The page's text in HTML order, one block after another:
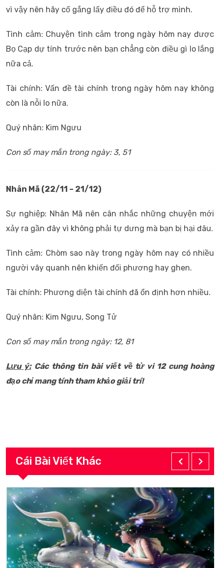
vì vậy nên hãy cố gắng lấy điều đó để hỗ trợ mình.
Tình cảm: Chuyện tình cảm trong ngày hôm nay được
Bọ Cạp dự tính trước nên bạn chẳng còn điều gì lo lắng
nữa cả.
Tài chính: Vấn đề tài chính trong ngày hôm nay không
còn là nỗi lo nữa.
Quý nhân: Kim Ngưu
Con số may mắn trong ngày: 3, 51
Nhân Mã (22/11 – 21/12)
Sự nghiệp: Nhân Mã nên cân nhắc những chuyện mới
xảy ra gần đây vì không phải tự dưng mà bạn bị hại đâu.
Tình cảm: Chòm sao này trong ngày hôm nay có nhiều
người vây quanh nên khiến đối phương hay ghen.
Tài chính: Phương diện tài chính đã ổn định hơn nhiều.
Quý nhân: Kim Ngưu, Song Tử
Con số may mắn trong ngày: 12, 81
Lưu ý: Các thông tin bài viết về tử vi 12 cung hoàng
đạo chỉ mang tính tham khảo giải trí!
Cái Bài Viết Khác